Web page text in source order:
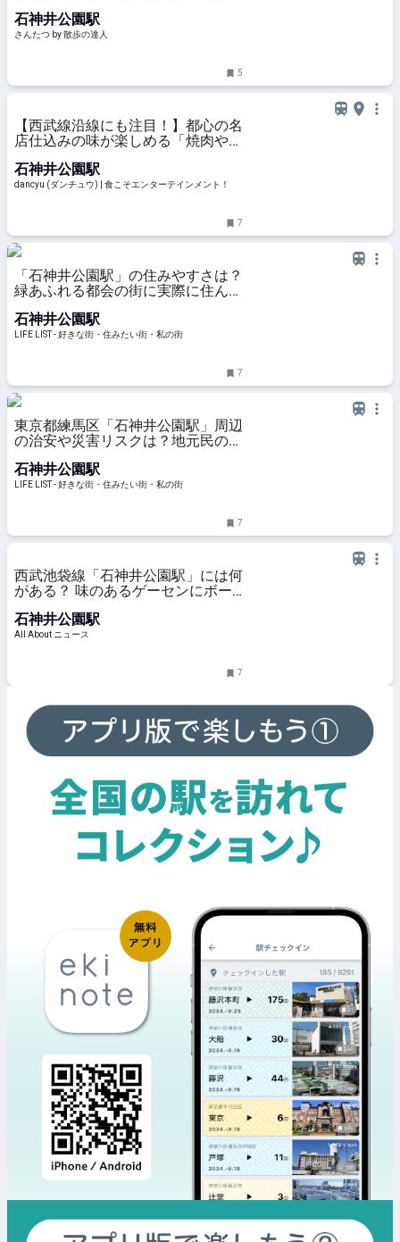
『練馬区立石神井公園ふるさと文化
館』で開催中｜さんたつ by 散歩の
石神井公園駅
さんたつ by 散歩の達人
5
【西武線沿線にも注目！】都心の名
店仕込みの味が楽しめる「焼肉やお
エンターテインメント！
石神井公園駅
dancyu (ダンチュウ) | 食こそエンターテインメント！
7
「石神井公園駅」の住みやすさは？
緑あふれる都会の街に実際に住んで
な街・住みたい街・私の街
石神井公園駅
LIFE LIST - 好きな街・住みたい街・私の街
7
東京都練馬区「石神井公園駅」周辺
の治安や災害リスクは？地元民の私
LIST - 好きな街・住みたい街・私の
街
石神井公園駅
LIFE LIST - 好きな街・住みたい街・私の街
7
西武池袋線「石神井公園駅」には何
がある？ 味のあるゲーセンにボー
石神井公園駅
All About ニュース
7